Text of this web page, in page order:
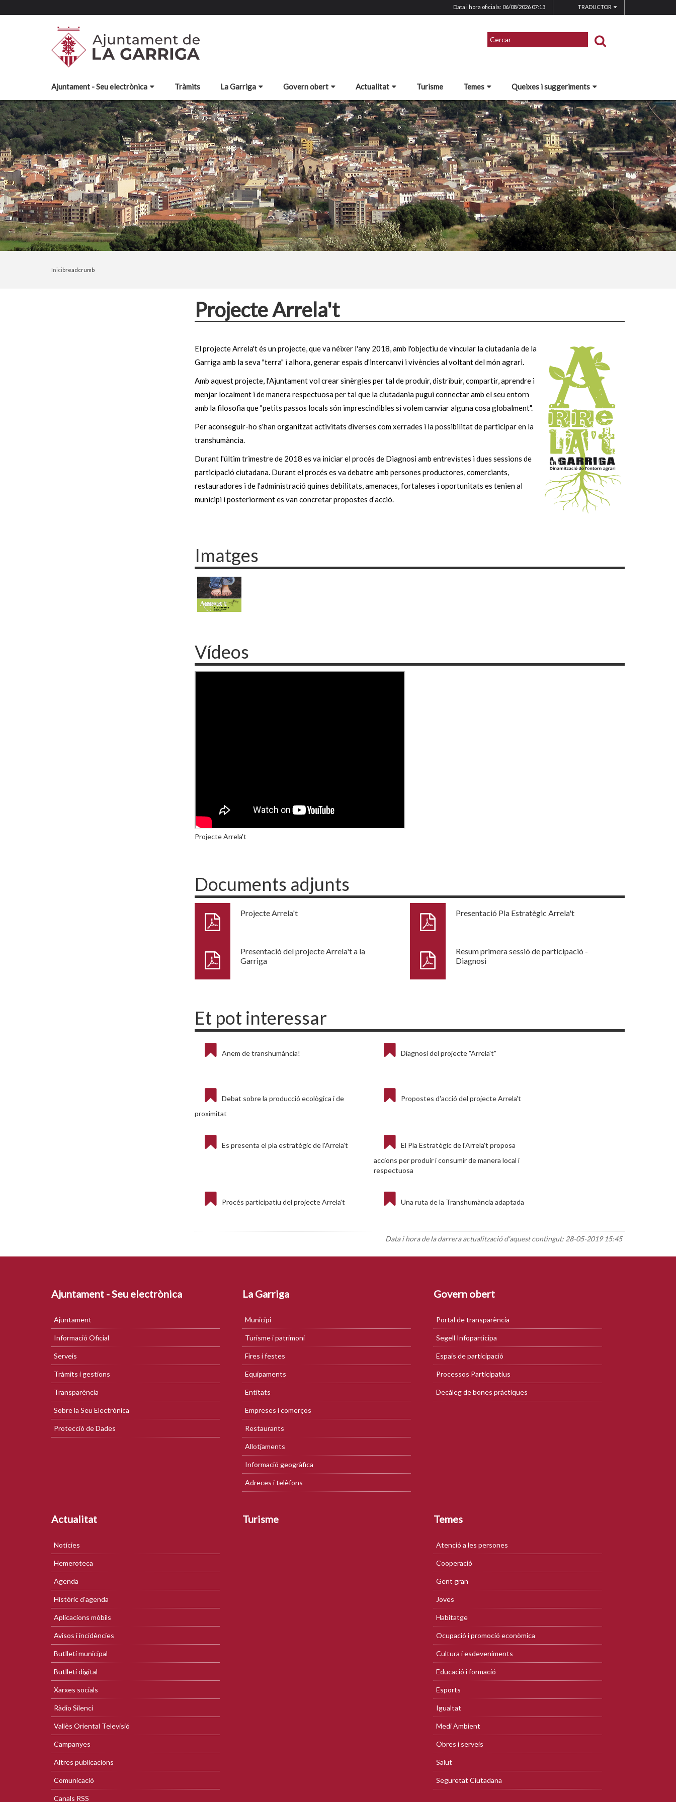
Data i hora oficials: 06/08/2026 07:13 TRADUCTOR
Ajuntament - Seu electrònica Tràmits La Garriga Govern obert Actualitat Turisme Temes Queixes i suggeriments
Inicibreadcrumb
Projecte Arrela't
El projecte Arrela't és un projecte, que va néixer l'any 2018, amb l'objectiu de vincular la ciutadania de la
Garriga amb la seva "terra" i alhora, generar espais d'intercanvi i vivències al voltant del món agrari.
Amb aquest projecte, l'Ajuntament vol crear sinèrgies per tal de produir, distribuir, compartir, aprendre i
menjar localment i de manera respectuosa per tal que la ciutadania pugui connectar amb el seu entorn
amb la filosofia que "petits passos locals són imprescindibles si volem canviar alguna cosa globalment".
Per aconseguir-ho s'han organitzat activitats diverses com xerrades i la possibilitat de participar en la
transhumància.
Durant l'últim trimestre de 2018 es va iniciar el procés de Diagnosi amb entrevistes i dues sessions de
participació ciutadana. Durant el procés es va debatre amb persones productores, comerciants,
restauradores i de l’administració quines debilitats, amenaces, fortaleses i oportunitats es tenien al
municipi i posteriorment es van concretar propostes d’acció.
Imatges
Vídeos
Projecte Arrela't
Documents adjunts
Projecte Arrela't Presentació Pla Estratègic Arrela't
Presentació del projecte Arrela't a la
Garriga
Resum primera sessió de participació -
Diagnosi
Et pot interessar
Anem de transhumància! Diagnosi del projecte "Arrela't"
Debat sobre la producció ecològica i de
proximitat
Propostes d'acció del projecte Arrela't
Es presenta el pla estratègic de l'Arrela't
El Pla Estratègic de l'Arrela't proposa
accions per produir i consumir de manera local i
respectuosa
Procés participatiu del projecte Arrela't Una ruta de la Transhumància adaptada
Data i hora de la darrera actualització d'aquest contingut: 28-05-2019 15:45
Ajuntament - Seu electrònica
Ajuntament
Informació Oficial
Serveis
Tràmits i gestions
Transparència
Sobre la Seu Electrònica
Protecció de Dades
La Garriga
Municipi
Turisme i patrimoni
Fires i festes
Equipaments
Entitats
Empreses i comerços
Restaurants
Allotjaments
Informació geogràfica
Adreces i telèfons
Govern obert
Portal de transparència
Segell Infoparticipa
Espais de participació
Processos Participatius
Decàleg de bones pràctiques
Actualitat
Notícies
Hemeroteca
Agenda
Històric d'agenda
Aplicacions mòbils
Avisos i incidències
Butlletí municipal
Butlletí digital
Xarxes socials
Ràdio Silenci
Vallès Oriental Televisió
Campanyes
Altres publicacions
Comunicació
Canals RSS
Turisme Temes
Atenció a les persones
Cooperació
Gent gran
Joves
Habitatge
Ocupació i promoció econòmica
Cultura i esdeveniments
Educació i formació
Esports
Igualtat
Medi Ambient
Obres i serveis
Salut
Seguretat Ciutadana